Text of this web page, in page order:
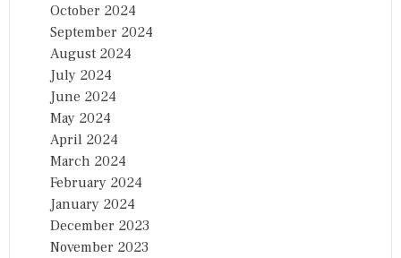
October 2024
September 2024
August 2024
July 2024
June 2024
May 2024
April 2024
March 2024
February 2024
January 2024
December 2023
November 2023